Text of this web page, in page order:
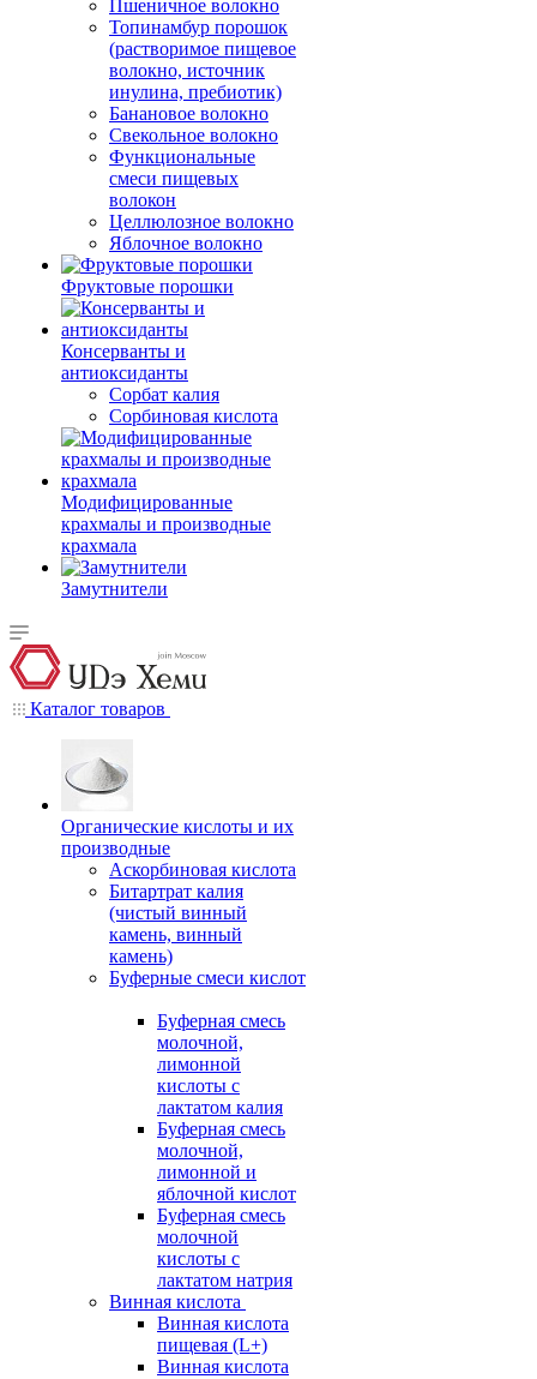
Пшеничное волокно
Топинамбур порошок
(растворимое пищевое
волокно, источник
инулина, пребиотик)
Банановое волокно
Свекольное волокно
Функциональные
смеси пищевых
волокон
Целлюлозное волокно
Яблочное волокно
Фруктовые порошки
Консерванты и
антиоксиданты
Сорбат калия
Сорбиновая кислота
Модифицированные
крахмалы и производные
крахмала
Замутнители
Каталог товаров
Органические кислоты и их
производные
Аскорбиновая кислота
Битартрат калия
(чистый винный
камень, винный
камень)
Буферные смеси кислот
Буферная смесь
молочной,
лимонной
кислоты с
лактатом калия
Буферная смесь
молочной,
лимонной и
яблочной кислот
Буферная смесь
молочной
кислоты с
лактатом натрия
Винная кислота
Винная кислота
пищевая (L+)
Винная кислота